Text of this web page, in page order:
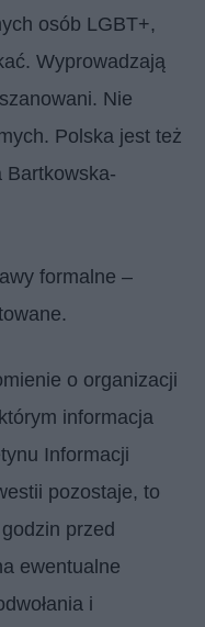
osób LGBT+,
Wyprowadzają
Nie
Polska jest też
Bartkowska-
formalne –
o organizacji
informacja
Informacji
pozostaje, to
przed
ewentualne
i